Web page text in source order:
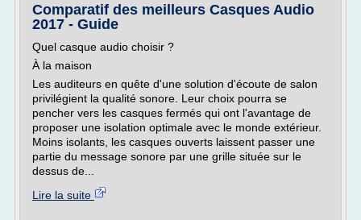
Comparatif des meilleurs Casques Audio
2017 - Guide
Quel casque audio choisir ?
À la maison
Les auditeurs en quête d'une solution d'écoute de salon
privilégient la qualité sonore. Leur choix pourra se
pencher vers les casques fermés qui ont l'avantage de
proposer une isolation optimale avec le monde extérieur.
Moins isolants, les casques ouverts laissent passer une
partie du message sonore par une grille située sur le
dessus de...
Lire la suite